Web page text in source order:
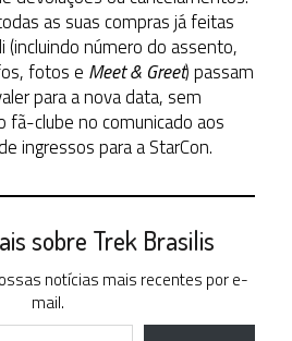
as suas compras já feitas
(incluindo número do assento,
fotos e Meet & Greet) passam
para a nova data, sem
fã-clube no comunicado aos
ingressos para a StarCon.
sobre Trek Brasilis
notícias mais recentes por e-
mail.